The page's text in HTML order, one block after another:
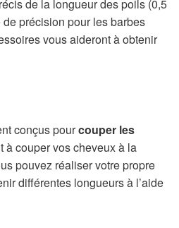
de la longueur des poils (0,5
précision pour les barbes
vous aideront à obtenir
conçus pourcouper les
à couper vos cheveux à la
pouvez réaliser votre propre
différentes longueurs à l’aide